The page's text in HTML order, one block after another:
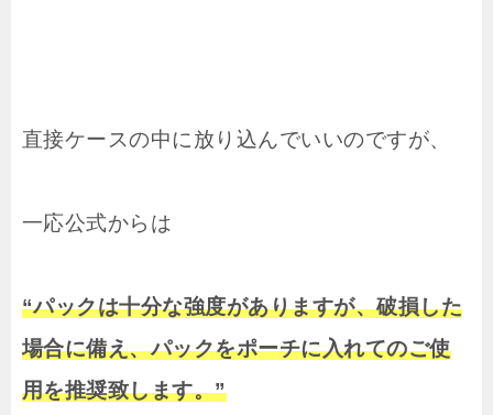
直接ケースの中に放り込んでいいのですが、
一応公式からは
“パックは十分な強度がありますが、破損した
場合に備え、パックをポーチに入れてのご使
用を推奨致します。”